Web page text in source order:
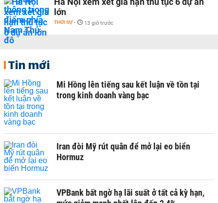
lớn
THỜI SỰ - 13 giờ trước
Tin mới
Mi Hồng lên tiếng sau kết luận về tồn tại
trong kinh doanh vàng bạc
Iran đòi Mỹ rút quân để mở lại eo biển
Hormuz
VPBank bất ngờ hạ lãi suất ở tất cả kỳ hạn,